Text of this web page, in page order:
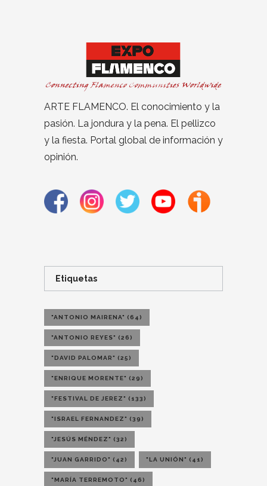
ARTE FLAMENCO. El conocimiento y la
pasión. La jondura y la pena. El pellizco
y la fiesta. Portal global de información y
opinión.
Etiquetas
"ANTONIO MAIRENA" (64)
"ANTONIO REYES" (26)
"DAVID PALOMAR" (25)
"ENRIQUE MORENTE" (29)
"FESTIVAL DE JEREZ" (133)
"ISRAEL FERNANDEZ" (39)
"JESÚS MÉNDEZ" (32)
"JUAN GARRIDO" (42) "LA UNIÓN" (41)
"MARÍA TERREMOTO" (46)